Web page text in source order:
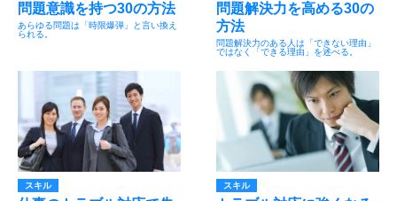
問題意識を持つ30の方法
あらゆる問題は「時限爆弾」と言い換え
られる。
問題解決力を高める30の
方法
問題解決力のある人は「できない理由」
ではなく「できる理由」を述べる。
スキル スキル